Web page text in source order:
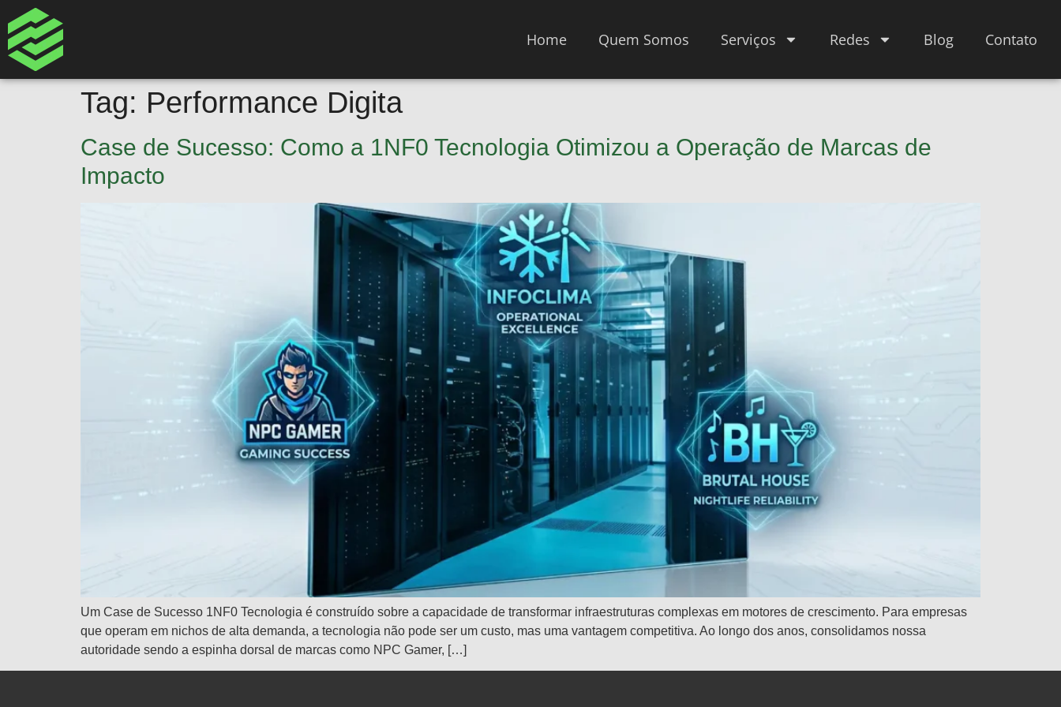
Home Quem Somos Serviços Redes Blog Contato
Tag: Performance Digita
Case de Sucesso: Como a 1NF0 Tecnologia Otimizou a Operação de Marcas de
Impacto
Um Case de Sucesso 1NF0 Tecnologia é construído sobre a capacidade de transformar infraestruturas complexas em motores de crescimento. Para empresas
que operam em nichos de alta demanda, a tecnologia não pode ser um custo, mas uma vantagem competitiva. Ao longo dos anos, consolidamos nossa
autoridade sendo a espinha dorsal de marcas como NPC Gamer, […]